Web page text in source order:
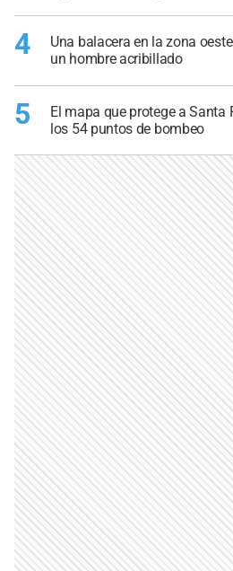
4
Una balacera en la zona
un hombre acribillado
5
El mapa que protege a Santa
los 54 puntos de bombeo